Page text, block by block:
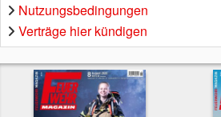
Nutzungsbedingungen
Verträge hier kündigen